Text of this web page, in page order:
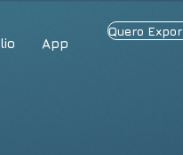
App
Quero Expor